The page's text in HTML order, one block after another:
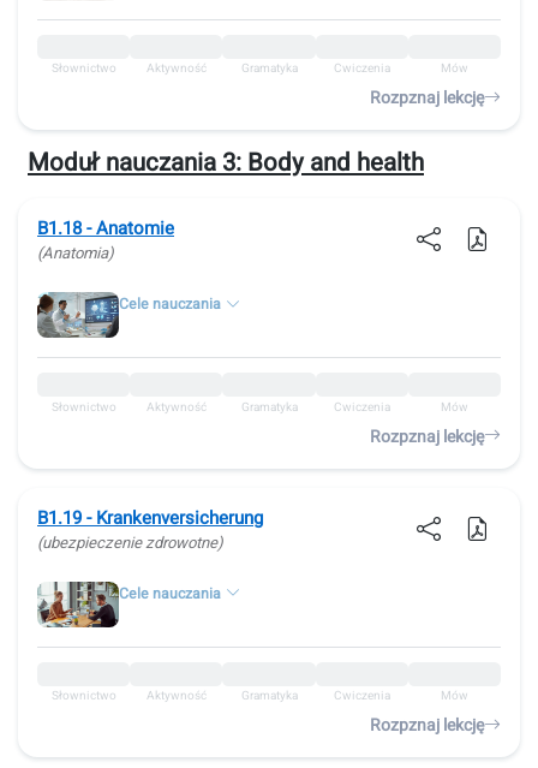
Słownictwo Aktywność Gramatyka Ćwiczenia Mów
Rozpznaj lekcję
Moduł nauczania 3:Body and health
B1.18 - Anatomie
(Anatomia)
Cele nauczania
Słownictwo Aktywność Gramatyka Ćwiczenia Mów
Rozpznaj lekcję
B1.19 - Krankenversicherung
(ubezpieczenie zdrowotne)
Cele nauczania
Słownictwo Aktywność Gramatyka Ćwiczenia Mów
Rozpznaj lekcję